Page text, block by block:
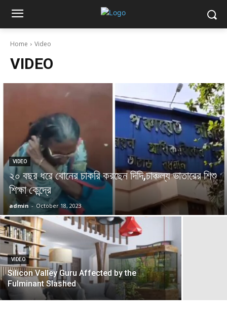
Home Video
VIDEO
VIDEO
২০ বছর ধরে বোনের চাকরি করছেন দিদি,চাঞ্চল্য ভাতারের শিশু
শিক্ষা কেন্দ্রে
admin - October 18, 2023
VIDEO
Silicon Valley Guru Affected by the
Fulminant Slashed